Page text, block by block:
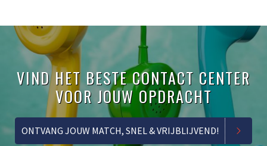
VIND HET BESTE CONTACT CENTER
VOOR JOUW OPDRACHT
ONTVANG JOUW MATCH, SNEL & VRIJBLIJVEND!